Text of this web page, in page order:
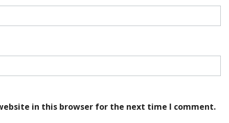
in this browser for the next time I comment.